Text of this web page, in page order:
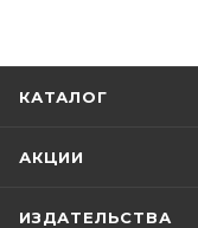
КАТАЛОГ
АКЦИИ
ИЗДАТЕЛЬСТВА